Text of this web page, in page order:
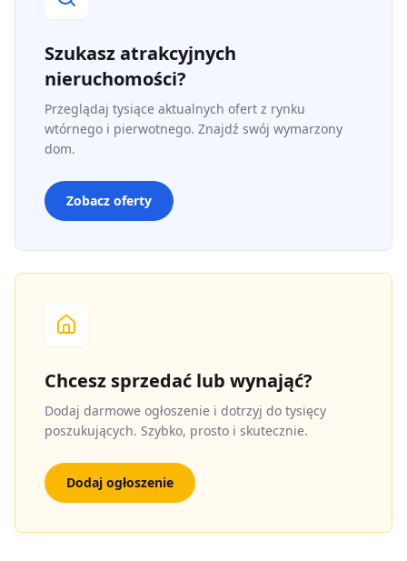
Szukasz atrakcyjnych
nieruchomości?
Przeglądaj tysiące aktualnych ofert z rynku
wtórnego i pierwotnego. Znajdź swój wymarzony
dom.
Zobacz oferty
Chcesz sprzedać lub wynająć?
Dodaj darmowe ogłoszenie i dotrzyj do tysięcy
poszukujących. Szybko, prosto i skutecznie.
Dodaj ogłoszenie